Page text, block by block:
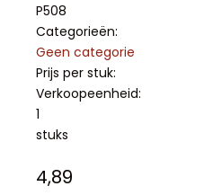
P508
Categorieën:
Geen categorie
Prijs per stuk:
Verkoopeenheid:
1
stuks
4,89